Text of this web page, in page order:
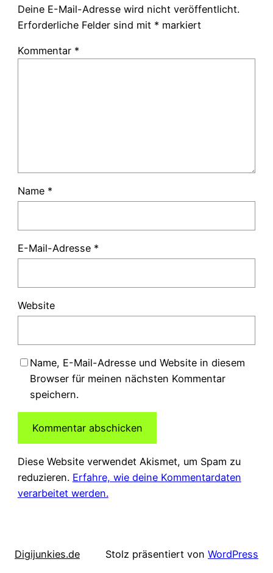
Deine E-Mail-Adresse wird nicht veröffentlicht.
Erforderliche Felder sind mit * markiert
Kommentar *
Name *
E-Mail-Adresse *
Website
Name, E-Mail-Adresse und Website in diesem
Browser für meinen nächsten Kommentar
speichern.
Diese Website verwendet Akismet, um Spam zu
reduzieren. Erfahre, wie deine Kommentardaten
verarbeitet werden.
Digijunkies.de Stolz präsentiert von WordPress